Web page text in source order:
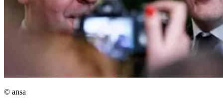
© ansa